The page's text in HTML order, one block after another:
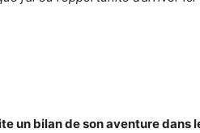
un bilan de son aventure dans